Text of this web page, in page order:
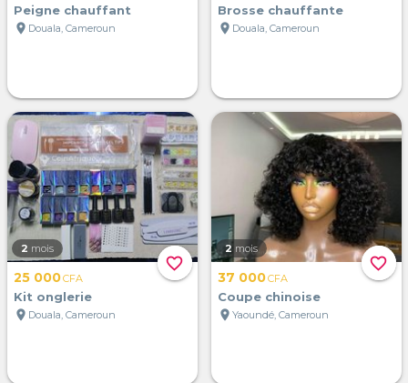
Peigne chauffant
location_on Douala, Cameroun
Brosse chauffante
location_on Douala, Cameroun
favorite_border
2 mois
25 000CFA
Kit onglerie
location_on Douala, Cameroun
favorite_border
2 mois
37 000CFA
Coupe chinoise
location_on Yaoundé, Cameroun